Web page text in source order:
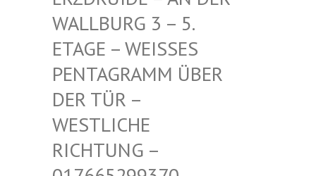
URG 3 – 5. ETAGE
– WEISSES PENTAG
RAMM ÜBER DER TÜ
R – WESTLI
CHE RICHTU
NG – 017665